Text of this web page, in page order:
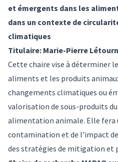
et émergents dans les
dans un contexte de
climatiques
Titulaire: Marie-Pierre
Cette chaire vise à déterminer
aliments et les produits
changements climatiques ou
valorisation de sous-produits
alimentation animale. Elle fera
contamination et de l'impact
des stratégies de mitigation et